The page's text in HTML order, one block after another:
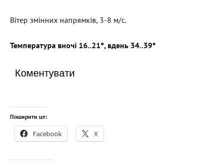
Вітер змінних напрямків, 3-8 м/с.
Температура вночі 16..21°, вдень 34..39°
Коментувати
Поширити це:
Facebook X